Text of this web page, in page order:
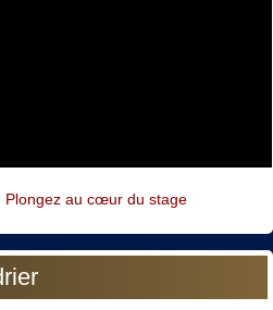
Plongez au cœur du stage